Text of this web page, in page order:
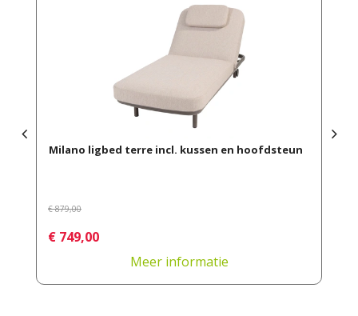
Milano ligbed terre incl. kussen en hoofdsteun
€ 879,00
€ 749,00
Meer informatie